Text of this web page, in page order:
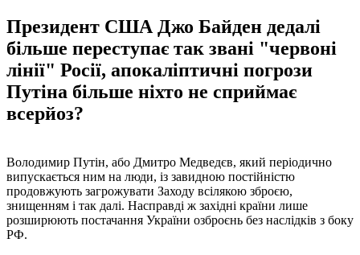
Президент США Джо Байден дедалі
більше переступає так звані "червоні
лінії" Росії, апокаліптичні погрози
Путіна більше ніхто не сприймає
всерйоз?
Володимир Путін, або Дмитро Медведєв, який періодично
випускається ним на люди, із завидною постійністю
продовжують загрожувати Заходу всілякою зброєю,
знищенням і так далі. Насправді ж західні країни лише
розширюють постачання України озброєнь без наслідків з боку
РФ.